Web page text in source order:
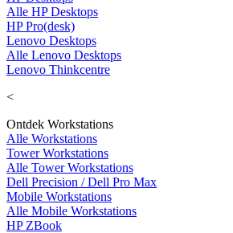
Alle HP Desktops
HP Pro(desk)
Lenovo Desktops
Alle Lenovo Desktops
Lenovo Thinkcentre
<
Ontdek Workstations
Alle Workstations
Tower Workstations
Alle Tower Workstations
Dell Precision / Dell Pro Max
Mobile Workstations
Alle Mobile Workstations
HP ZBook